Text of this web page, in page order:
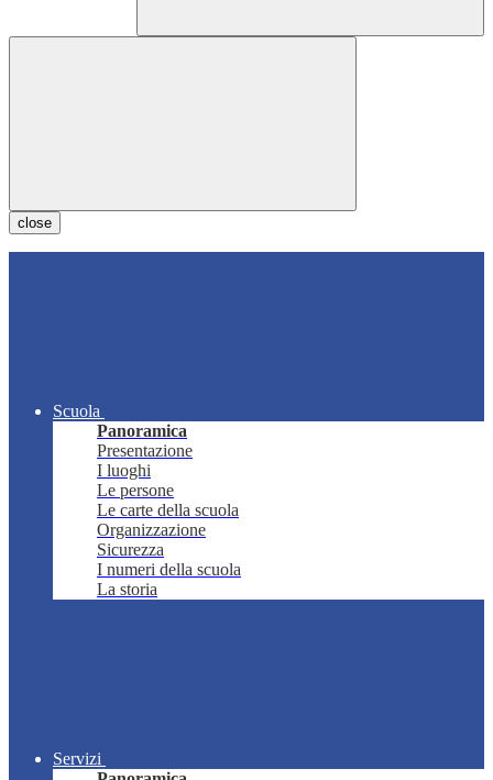
close
Scuola
Panoramica
Presentazione
I luoghi
Le persone
Le carte della scuola
Organizzazione
Sicurezza
I numeri della scuola
La storia
Servizi